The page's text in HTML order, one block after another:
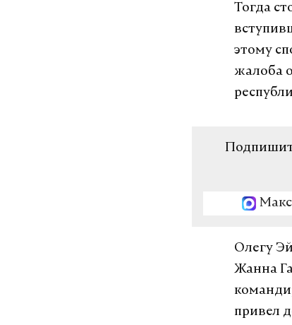
Тогда
этому
жалоба
Макс
Олегу
Жанна
привел